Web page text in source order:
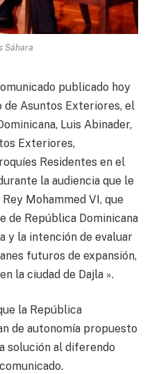
Sáhara
publicado hoy
Asuntos Exteriores, el
Luis Abinader,
Exteriores,
Residentes en el
la audiencia que le
Mohammed VI, que
de República Dominicana
y la intención de evaluar
futuros de expansión,
la ciudad de Dajla ».
la República
de autonomía propuesto
solución al diferendo